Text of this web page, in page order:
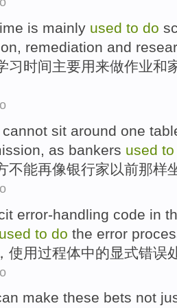
is mainly used to do
, remediation and
习时间主要用来做作业和
cannot sit around one
as bankers used
不能再像银行家以前那样
error-handling code in
used to do the error
使用过程体中的显式错误
make these bets not